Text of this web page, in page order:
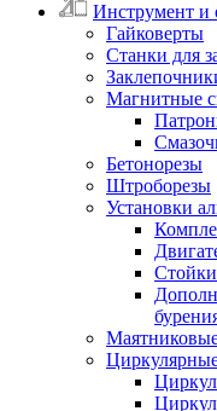
Инструмент и
Гайковерты
Станки для
Магнитные
Бетонорезы
Штроборезы
Установки
Стойки